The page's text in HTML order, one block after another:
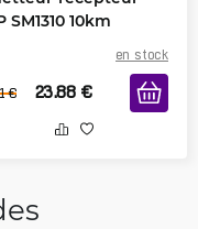
SM1310 10km
en stock
€ 23.88 €